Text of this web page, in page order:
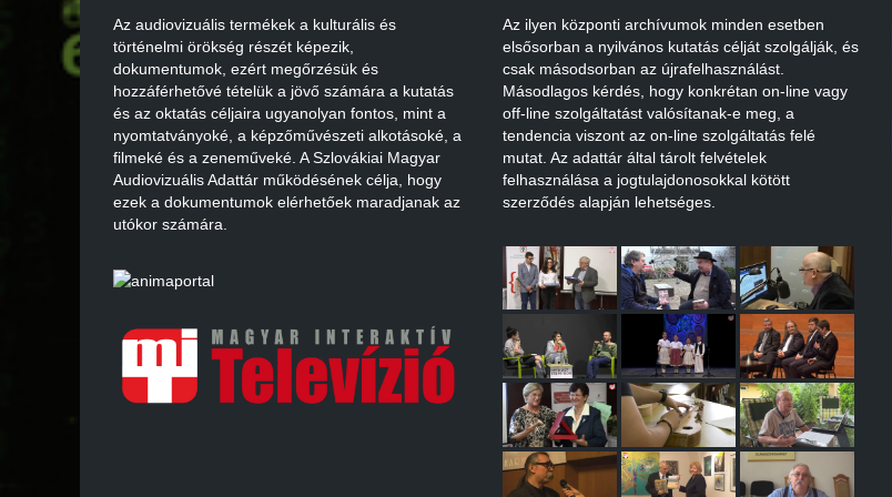
Az audiovizuális termékek a kulturális és
történelmi örökség részét képezik,
dokumentumok, ezért megőrzésük és
hozzáférhetővé tételük a jövő számára a kutatás
és az oktatás céljaira ugyanolyan fontos, mint a
nyomtatványoké, a képzőművészeti alkotásoké, a
filmeké és a zeneműveké. A Szlovákiai Magyar
Audiovizuális Adattár működésének célja, hogy
ezek a dokumentumok elérhetőek maradjanak az
utókor számára.
Az ilyen központi archívumok minden esetben
elsősorban a nyilvános kutatás célját szolgálják, és
csak másodsorban az újrafelhasználást.
Másodlagos kérdés, hogy konkrétan on-line vagy
off-line szolgáltatást valósítanak-e meg, a
tendencia viszont az on-line szolgáltatás felé
mutat. Az adattár által tárolt felvételek
felhasználása a jogtulajdonosokkal kötött
szerződés alapján lehetséges.